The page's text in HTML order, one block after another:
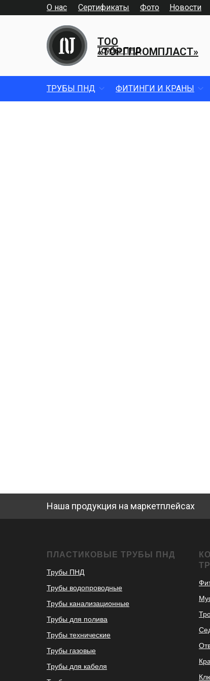
О нас Фото
Сертификаты Новости
ТОО
«ТОРГПРОМПЛАСТ»
Трубы ПНД
ТРУБЫ ПНД ФИТИНГИ И КРАНЫ
Наша продукция на маркетплейсах
ПЛАСТИКОВЫЕ ТРУБЫ ПНД
Трубы ПНД
Трубы водопроводные
Трубы канализационные
Трубы для полива
Трубы технические
Трубы газовые
Трубы для кабеля